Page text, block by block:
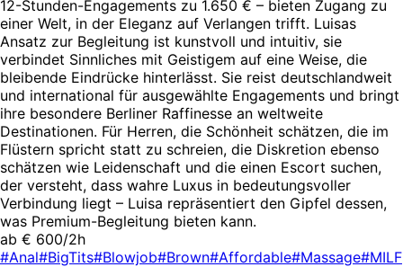
12-Stunden-Engagements zu 1.650 € – bieten Zugang zu
einer Welt, in der Eleganz auf Verlangen trifft. Luisas
Ansatz zur Begleitung ist kunstvoll und intuitiv, sie
verbindet Sinnliches mit Geistigem auf eine Weise, die
bleibende Eindrücke hinterlässt. Sie reist deutschlandweit
und international für ausgewählte Engagements und bringt
ihre besondere Berliner Raffinesse an weltweite
Destinationen. Für Herren, die Schönheit schätzen, die im
Flüstern spricht statt zu schreien, die Diskretion ebenso
schätzen wie Leidenschaft und die einen Escort suchen,
der versteht, dass wahre Luxus in bedeutungsvoller
Verbindung liegt – Luisa repräsentiert den Gipfel dessen,
was Premium-Begleitung bieten kann.
ab € 600/2h
#Anal#BigTits#Blowjob#Brown#Affordable#Massage#MILF